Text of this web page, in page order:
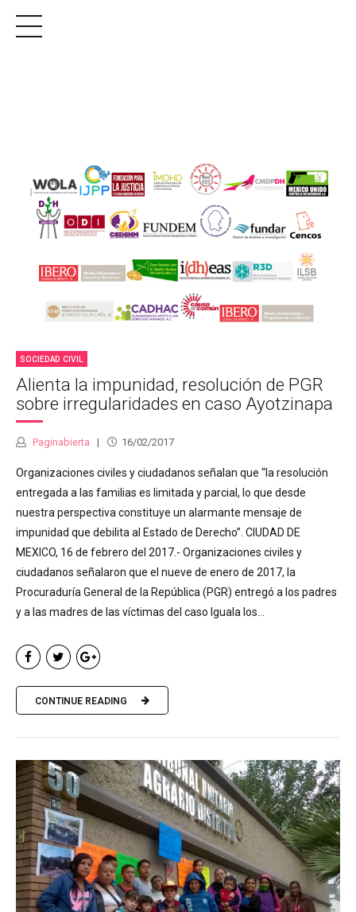
SOCIEDAD CIVIL
Alienta la impunidad, resolución de PGR
sobre irregularidades en caso Ayotzinapa
Paginabierta 16/02/2017
Organizaciones civiles y ciudadanos señalan que “la resolución
entregada a las familias es limitada y parcial, lo que desde
nuestra perspectiva constituye un alarmante mensaje de
impunidad que debilita al Estado de Derecho”. CIUDAD DE
MEXICO, 16 de febrero del 2017.- Organizaciones civiles y
ciudadanos señalaron que el nueve de enero de 2017, la
Procuraduría General de la República (PGR) entregó a los padres
y a las madres de las víctimas del caso Iguala los...
CONTINUE READING